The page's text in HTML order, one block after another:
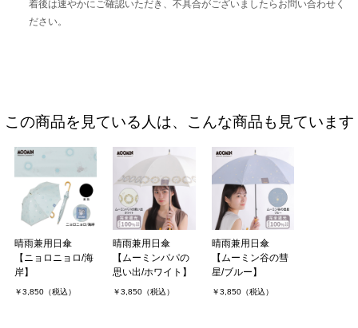
着後は速やかにご確認いただき、不具合がございましたらお問い合わせく
ださい。
この商品を見ている人は、こんな商品も見ています
晴雨兼用日傘
【ニョロニョロ/海
岸】
￥3,850（税込）
晴雨兼用日傘
【ムーミンパパの
思い出/ホワイト】
￥3,850（税込）
晴雨兼用日傘
【ムーミン谷の彗
星/ブルー】
￥3,850（税込）